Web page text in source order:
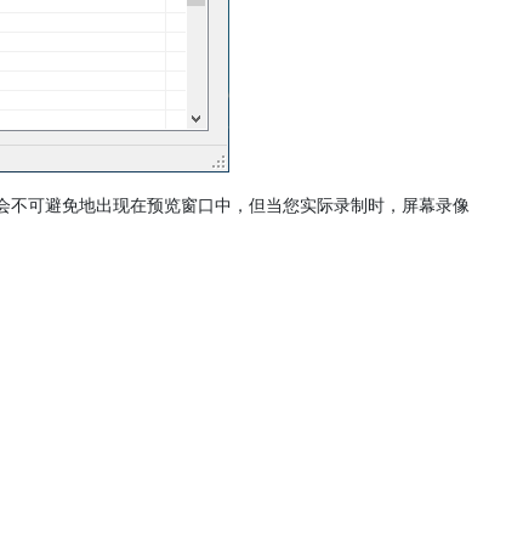
不可避免地出现在预览窗口中，但当您实际录制时，屏幕录像